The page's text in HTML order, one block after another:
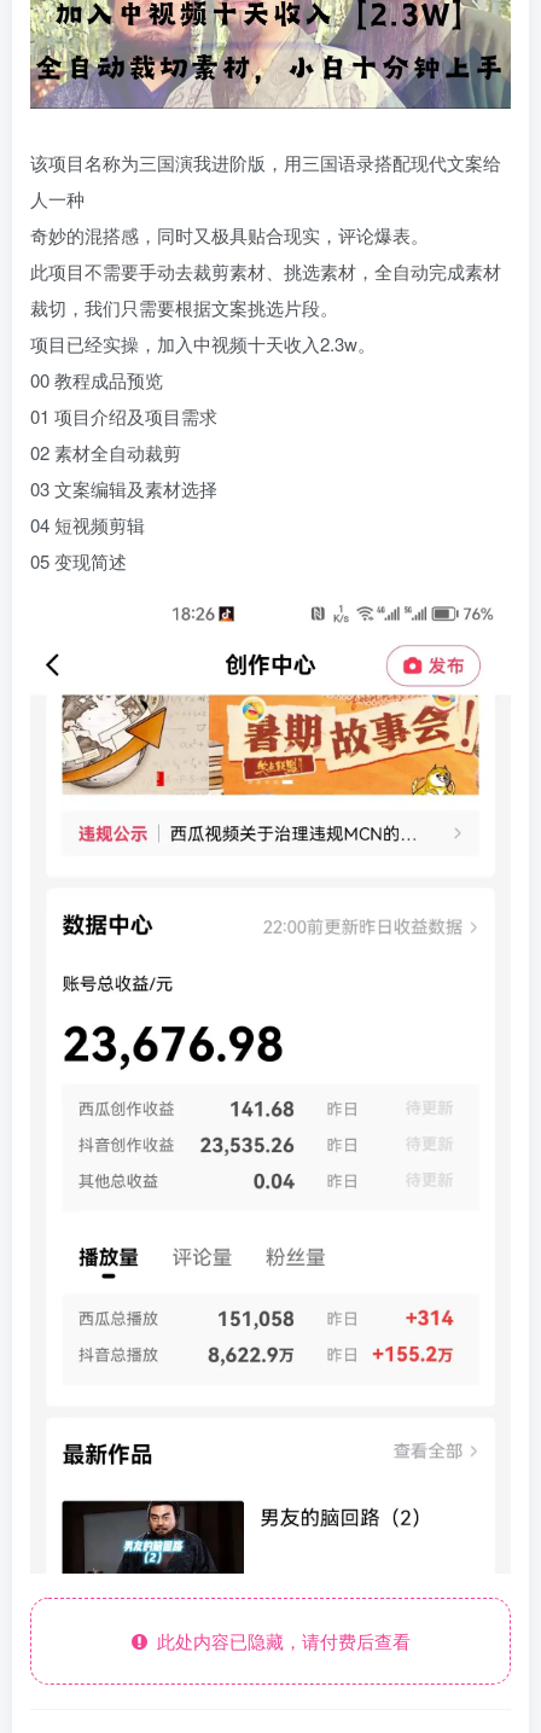
该项目名称为三国演我进阶版，用三国语录搭配现代文案给
人一种
奇妙的混搭感，同时又极具贴合现实，评论爆表。
此项目不需要手动去裁剪素材、挑选素材，全自动完成素材
裁切，我们只需要根据文案挑选片段。
项目已经实操，加入中视频十天收入2.3w。
00 教程成品预览
01 项目介绍及项目需求
02 素材全自动裁剪
03 文案编辑及素材选择
04 短视频剪辑
05 变现简述
此处内容已隐藏，请付费后查看